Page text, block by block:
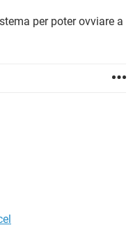
per poter ovviare a